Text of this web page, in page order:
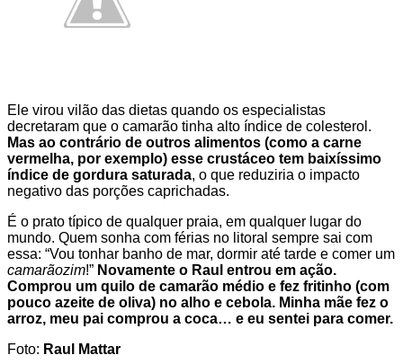
Ele virou vilão das dietas quando os especialistas
decretaram que o camarão tinha alto índice de colesterol.
Mas ao contrário de outros alimentos (como a carne
vermelha, por exemplo) esse crustáceo tem baixíssimo
índice de gordura saturada, o que reduziria o impacto
negativo das porções caprichadas.
É o prato típico de qualquer praia, em qualquer lugar do
mundo. Quem sonha com férias no litoral sempre sai com
essa: “Vou tonhar banho de mar, dormir até tarde e comer um
camarãozim!” Novamente o Raul entrou em ação.
Comprou um quilo de camarão médio e fez fritinho (com
pouco azeite de oliva) no alho e cebola. Minha mãe fez o
arroz, meu pai comprou a coca… e eu sentei para comer.
Foto: Raul Mattar